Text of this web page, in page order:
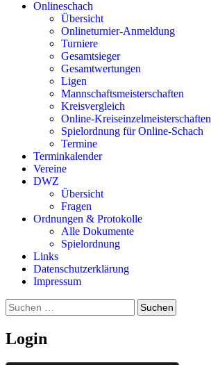
Onlineschach
Übersicht
Onlineturnier-Anmeldung
Turniere
Gesamtsieger
Gesamtwertungen
Ligen
Mannschaftsmeisterschaften
Kreisvergleich
Online-Kreiseinzelmeisterschaften
Spielordnung für Online-Schach
Termine
Terminkalender
Vereine
DWZ
Übersicht
Fragen
Ordnungen & Protokolle
Alle Dokumente
Spielordnung
Links
Datenschutzerklärung
Impressum
Suchen
nach:
Login